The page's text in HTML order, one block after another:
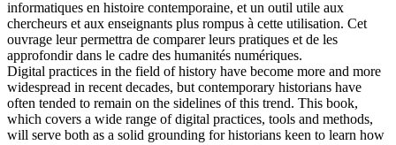
informatiques en histoire contemporaine, et un outil utile aux
chercheurs et aux enseignants plus rompus à cette utilisation. Cet
ouvrage leur permettra de comparer leurs pratiques et de les
approfondir dans le cadre des humanités numériques.
Digital practices in the field of history have become more and more
widespread in recent decades, but contemporary historians have
often tended to remain on the sidelines of this trend. This book,
which covers a wide range of digital practices, tools and methods,
will serve both as a solid grounding for historians keen to learn how